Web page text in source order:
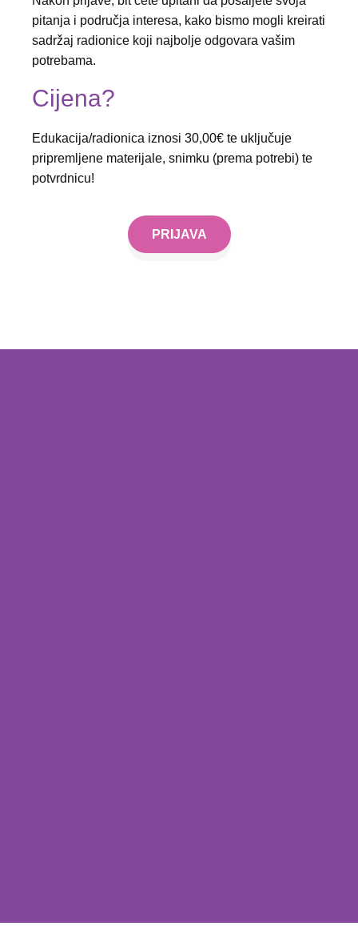
pitanja i područja interesa, kako bismo mogli kreirati
sadržaj radionice koji najbolje odgovara vašim
potrebama.
Cijena?
Edukacija/radionica iznosi 30,00€ te uključuje
pripremljene materijale, snimku (prema potrebi) te
potvrdnicu!
PRIJAVA